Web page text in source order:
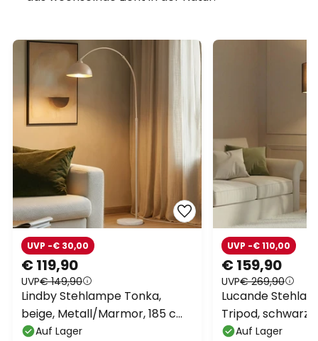
€ 119,90
UVP€ 149,90
UVP -€ 30,00
Lindby Stehlampe Tonka,
beige, Metall/Marmor, 185 cm,
E27Auf Lager
€ 159,90
UVP€ 269,90
UVP -€ 110,00
Lucande
Tripod, schwarz,
Auf Lager